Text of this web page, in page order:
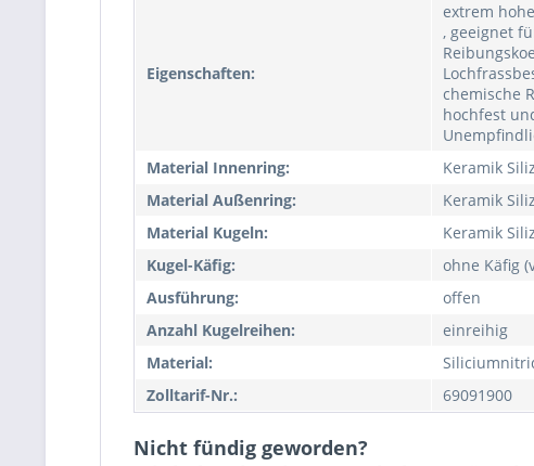
Eigenschaften:
extrem
, geeignet
chemische
hochfest
Material Innenring:
Keramik
Material Außenring:
Keramik
Material Kugeln:
Keramik
Kugel-Käfig:
ohne Käfig
Ausführung:
offen
Anzahl Kugelreihen:
einreihig
Material:
Zolltarif-Nr.:
69091900
Nicht fündig geworden?